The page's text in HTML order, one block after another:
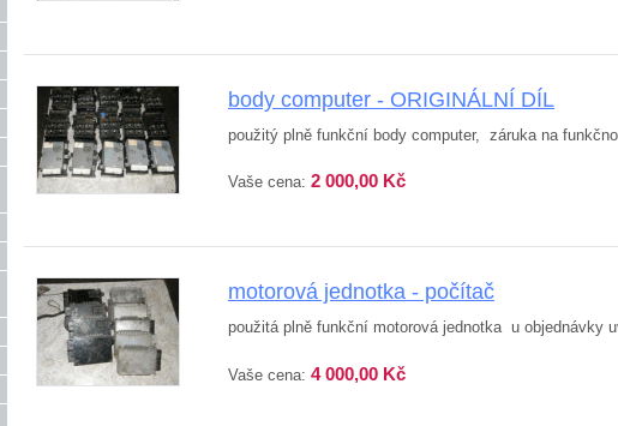
body computer - ORIGINÁLNÍ DÍL
použitý plně funkční body computer, záruka na
Vaše cena: 2 000,00 Kč
motorová jednotka - počítač
použitá plně funkční motorová jednotka u objednávky
Vaše cena: 4 000,00 Kč